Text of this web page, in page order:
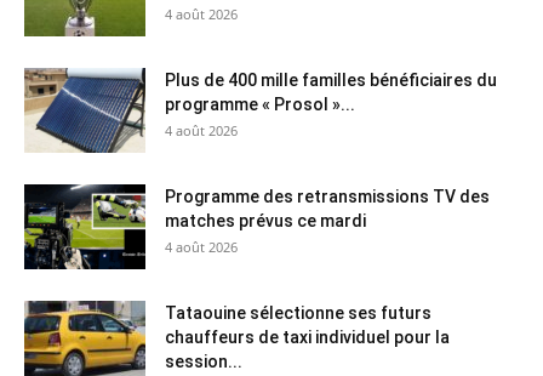
4 août 2026
Plus de 400 mille familles bénéficiaires du
programme « Prosol »...
4 août 2026
Programme des retransmissions TV des
matches prévus ce mardi
4 août 2026
Tataouine sélectionne ses futurs
chauffeurs de taxi individuel pour la
session...